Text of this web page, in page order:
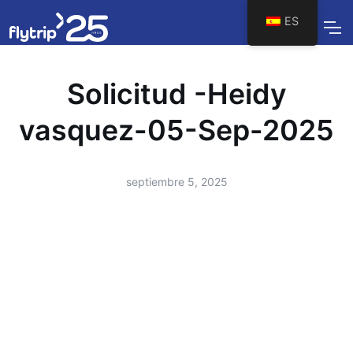
Solicitud -Heidy
vasquez-05-Sep-2025
septiembre 5, 2025
ES